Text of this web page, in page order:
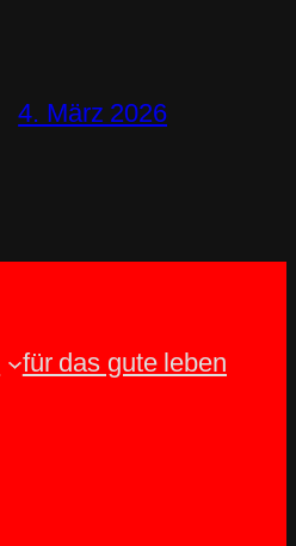
4. März 2026
für das gute leben